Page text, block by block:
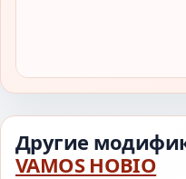
Другие
VAMOS HOBIO